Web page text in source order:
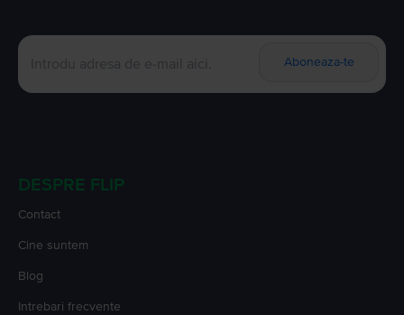
Aboneaza-te
DESPRE FLIP
Contact
Cine suntem
Blog
Intrebari frecvente